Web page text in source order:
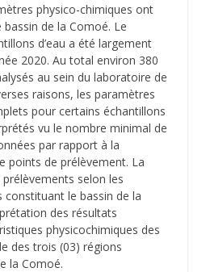
physico-chimiques ont
de la Comoé. Le
d’eau a été largement
2020. Au total environ 380
au sein du laboratoire de
raisons, les paramètres
pour certains échantillons
vu le nombre minimal de
par rapport à la
points de prélèvement. La
selon les
constituant le bassin de la
des résultats
physicochimiques des
des trois (03) régions
la Comoé.